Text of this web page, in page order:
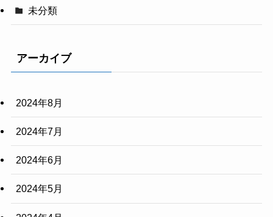
未分類
アーカイブ
2024年8月
2024年7月
2024年6月
2024年5月